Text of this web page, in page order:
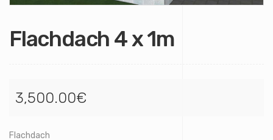
Flachdach 4 x 1m
3,500.00€
Flachdach